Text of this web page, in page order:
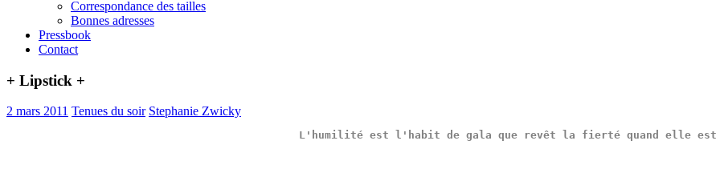
Correspondance des tailles
Bonnes adresses
Pressbook
Contact
+ Lipstick +
2 mars 2011 Tenues du soir Stephanie Zwicky
L' humilité est l' habit de gala que revêt la fierté quand elle est